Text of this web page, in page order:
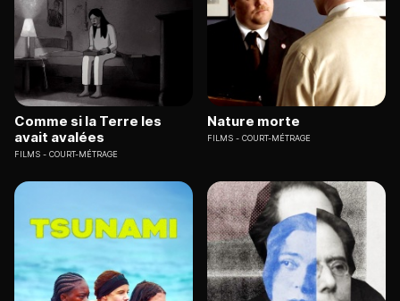
Comme si la Terre les
avait avalées
FILMS COURT-MÉTRAGE
Nature morte
FILMS COURT-MÉTRAGE